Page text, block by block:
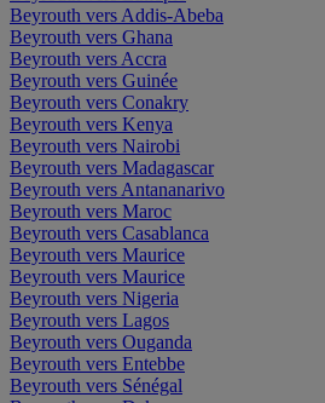
Beyrouth vers Addis-Abeba
Beyrouth vers Ghana
Beyrouth vers Accra
Beyrouth vers Guinée
Beyrouth vers Conakry
Beyrouth vers Kenya
Beyrouth vers Nairobi
Beyrouth vers Madagascar
Beyrouth vers Antananarivo
Beyrouth vers Maroc
Beyrouth vers Casablanca
Beyrouth vers Maurice
Beyrouth vers Maurice
Beyrouth vers Nigeria
Beyrouth vers Lagos
Beyrouth vers Ouganda
Beyrouth vers Entebbe
Beyrouth vers Sénégal